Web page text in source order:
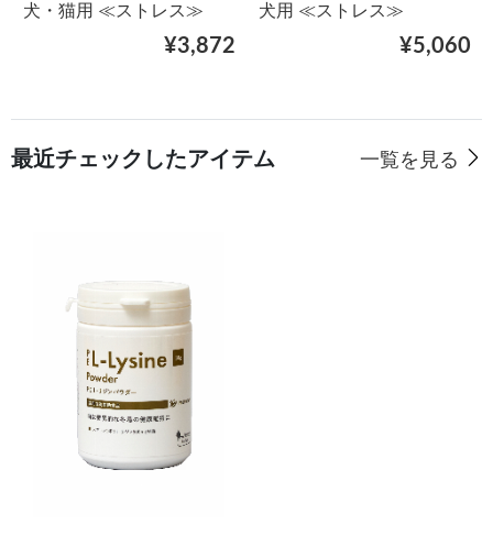
犬・猫用 ≪ストレス≫
¥3,872
犬用 ≪ストレス≫
¥5,060
最近チェックしたアイテム 一覧を見る